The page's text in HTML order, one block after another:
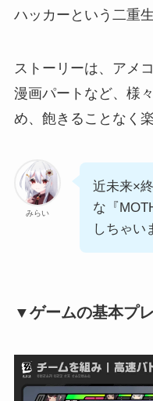
ハッカーという二重
ストーリーは、アメ
漫画パートなど、様
め、飽きることなく
みらい
近未来×
な『
しちゃい
▼ゲームの基本プ